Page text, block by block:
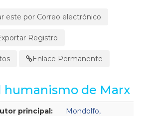
este por Correo electrónico
Registro
Enlace Permanente
humanismo de Marx
Bibliográficos
principal:
Mondolfo,